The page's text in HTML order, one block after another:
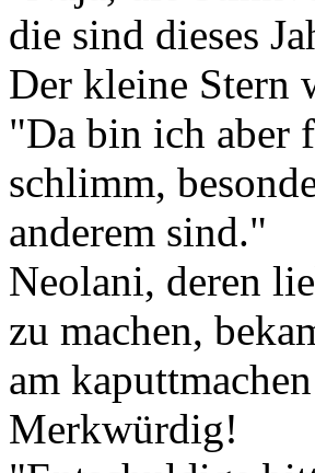
die sind dieses
Der kleine Stern
"Da bin ich aber
schlimm,
anderem sind."
Neolani, deren
zu machen,
am
Merkwürdig!